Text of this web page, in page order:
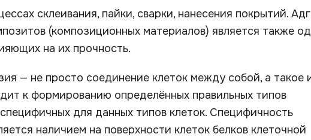
склеивания, пайки, сварки, нанесения покрытий.
(композиционных материалов) является также
на их прочность.
— не просто соединение клеток между собой, а такое
к формированию определённых правильных типов
для данных типов клеток. Специфичность
наличием на поверхности клеток белков клеточной